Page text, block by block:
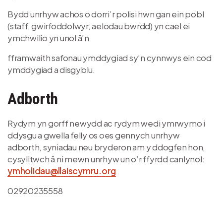
Bydd unrhyw achos o dorri’r polisi hwn gan ein pobl
(staff, gwirfoddolwyr, aelodau bwrdd) yn cael ei
ymchwilio yn unol â’n
fframwaith safonau ymddygiad sy’n cynnwys ein cod
ymddygiad a disgyblu.
Adborth
Rydym yn gorff newydd ac rydym wedi ymrwymo i
ddysgu a gwella felly os oes gennych unrhyw
adborth, syniadau neu bryderon am y ddogfen hon,
cysylltwch â ni mewn unrhyw un o’r ffyrdd canlynol:
ymholidau@llaiscymru.org
02920235558